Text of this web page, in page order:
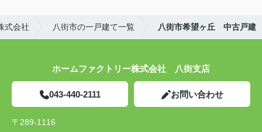
式会社 八街市の一戸建て一覧 八街市希望ヶ丘 中古戸建
ホームファクトリー株式会社 八街支店
043-440-2111 お問い合わせ
〒289-1116